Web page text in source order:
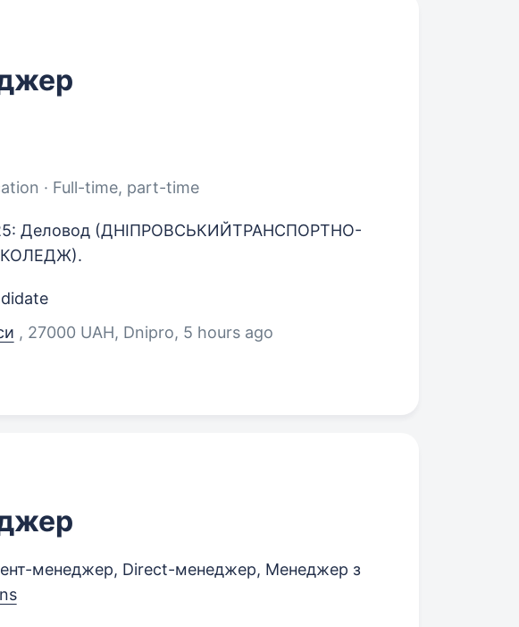
· Full-time, part-time
Деловод (ДНІПРОВСЬКИЙТРАНСПОРТНО-
, 27000 UAH, Dnipro, 5 hours ago
менеджер, Direct-менеджер, Менеджер з